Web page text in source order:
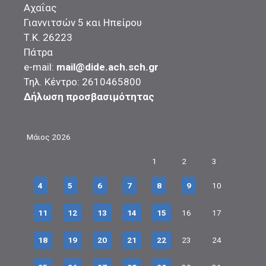
Αχαΐας
Γιαννιτσών 5 και Ηπείρου
Τ.Κ. 26223
Πάτρα
e-mail: mail@dide.ach.sch.gr
Τηλ. Κέντρο: 2610465800
Δήλωση προσβασιμότητας
Μάιος 2026
1 2 3
4 5 6 7 8 9 10
11 12 13 14 15 16 17
18 19 20 21 22 23 24